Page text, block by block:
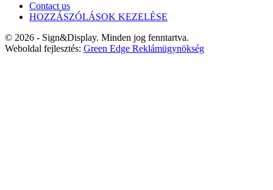
Contact us
HOZZÁSZÓLÁSOK KEZELÉSE
© 2026 - Sign&Display. Minden jog fenntartva.
Weboldal fejlesztés: Green Edge Reklámügynökség